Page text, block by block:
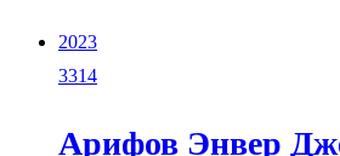
2023
3314
Арифов Энвер